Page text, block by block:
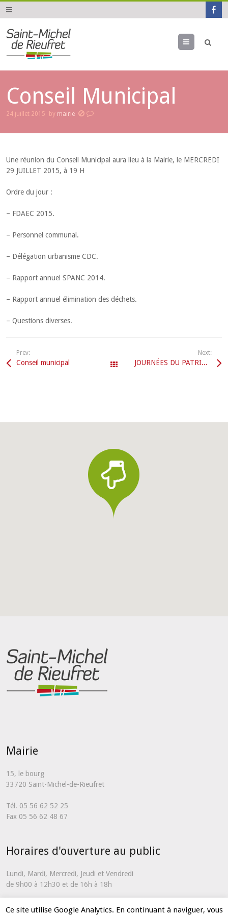
Menu
Conseil Municipal
24 juillet 2015 by mairie
Une réunion du Conseil Municipal aura lieu à la Mairie, le MERCREDI
29 JUILLET 2015, à 19 H
Ordre du jour :
– FDAEC 2015.
– Personnel communal.
– Délégation urbanisme CDC.
– Rapport annuel SPANC 2014.
– Rapport annuel élimination des déchets.
– Questions diverses.
Prev:
Conseil municipal All Events
Next:
JOURNÉES DU PATRIMOINE
Mairie
15, le bourg
33720 Saint-Michel-de-Rieufret
Tél. 05 56 62 52 25
Fax 05 56 62 48 67
Horaires d'ouverture au public
Lundi, Mardi, Mercredi, Jeudi et Vendredi
de 9h00 à 12h30 et de 16h à 18h
En dehors de ces horaires et uniquement en cas d'urgence, vous
Ce site utilise Google Analytics. En continuant à naviguer, vous